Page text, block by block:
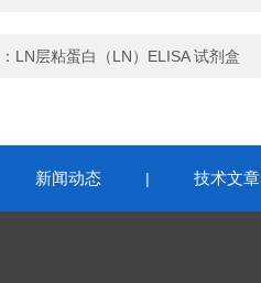
LN层粘蛋白（LN）ELISA 试剂盒
新闻动态 | 技术文章